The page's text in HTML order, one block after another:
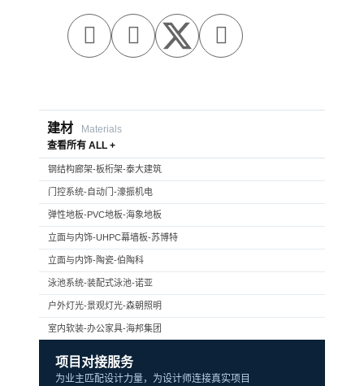
  
建材
Materials
查看所有 ALL +
钢结构廊架-板桁架-泰大建筑
门控系统-自动门-濠振机电
弹性地板-PVC地板-海象地板
立面与内饰-UHPC幕墙板-苏博特
立面与内饰-陶瓷-伯陶科
泳池系统-装配式泳池-诺亚
户外灯光-景观灯光-森朝照明
室内软装-办公家具-海邦集团
项目对接服务
为业主匹配设计力量，为设计师连接真实项目